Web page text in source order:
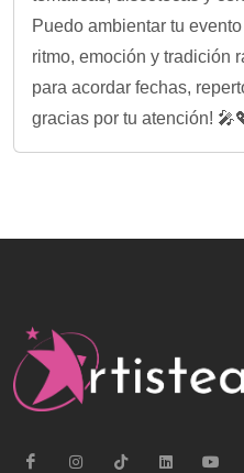
Puedo ambientar tu
ritmo, emoción y tradición
para acordar fechas,
gracias por tu atención!